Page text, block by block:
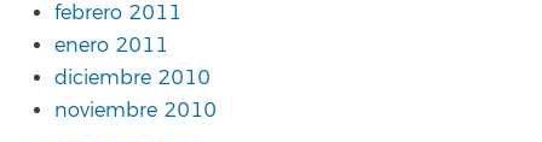
febrero 2011
enero 2011
diciembre 2010
noviembre 2010